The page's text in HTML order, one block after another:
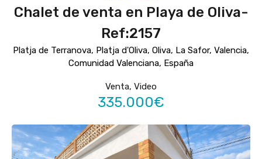
Chalet de venta en Playa de Oliva-
Ref:2157
Platja de Terranova, Platja d'Oliva, Oliva, La Safor, Valencia,
Comunidad Valenciana, España
Venta, Video
335.000€